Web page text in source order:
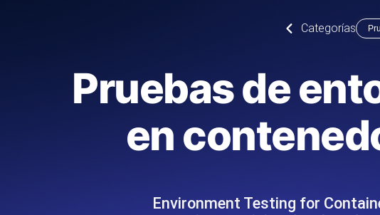
ubicaciones cloud con análisis de IA.
Load testing liderado por expertos: escribimos los
los ejecutamos a escala y entregamos el informe.
Supervisión del rendimiento del sitio
Explorar categorías de
glosario
Explorar categorías de
alternativas
Categorías
Pruebas de
en
Environment Testing for